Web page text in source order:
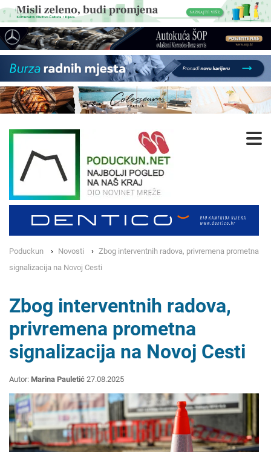
Poduckun Novosti
Zbog interventnih radova, privremena prometna
signalizacija na Novoj Cesti
Zbog interventnih radova,
privremena prometna
signalizacija na Novoj Cesti
Autor: Marina Pauletić 27.08.2025